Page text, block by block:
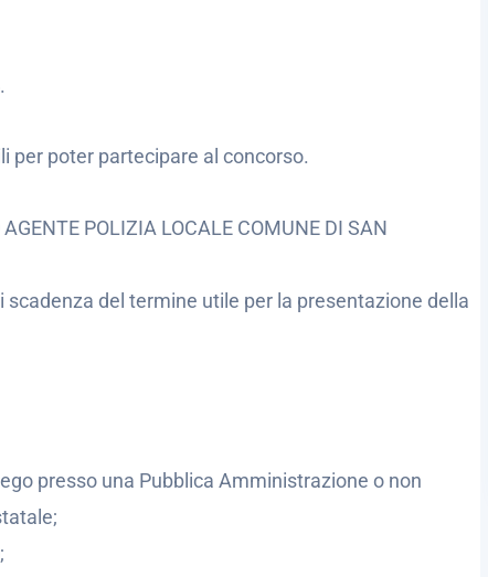
.
per poter partecipare al concorso.
AGENTE POLIZIA LOCALE COMUNE DI SAN
scadenza del termine utile per la presentazione della
presso una Pubblica Amministrazione o non